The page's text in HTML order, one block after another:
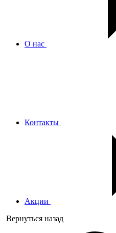
О нас
Контакты
Акции
Вернуться назад